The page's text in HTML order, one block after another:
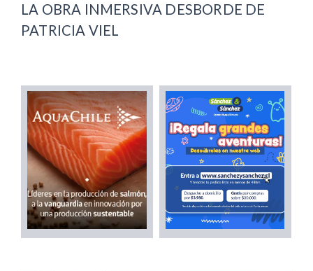
LA OBRA INMERSIVA DESBORDE DE
PATRICIA VIEL